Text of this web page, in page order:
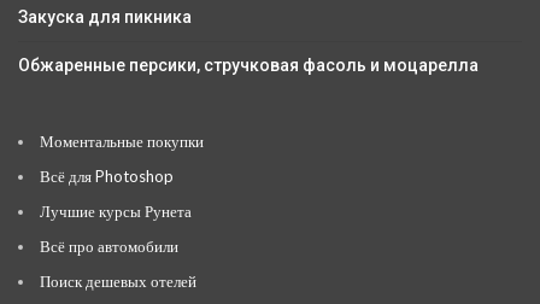
Закуска для пикника
Обжаренные персики, стручковая фасоль и моцарелла
Моментальные покупки
Всё для Photoshop
Лучшие курсы Рунета
Всё про автомобили
Поиск дешевых отелей